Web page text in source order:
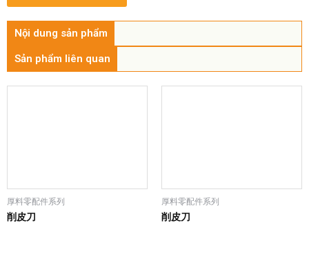
Nội dung sản phẩm
Sản phẩm liên quan
厚料零配件系列
削皮刀
厚料零配件系列
削皮刀